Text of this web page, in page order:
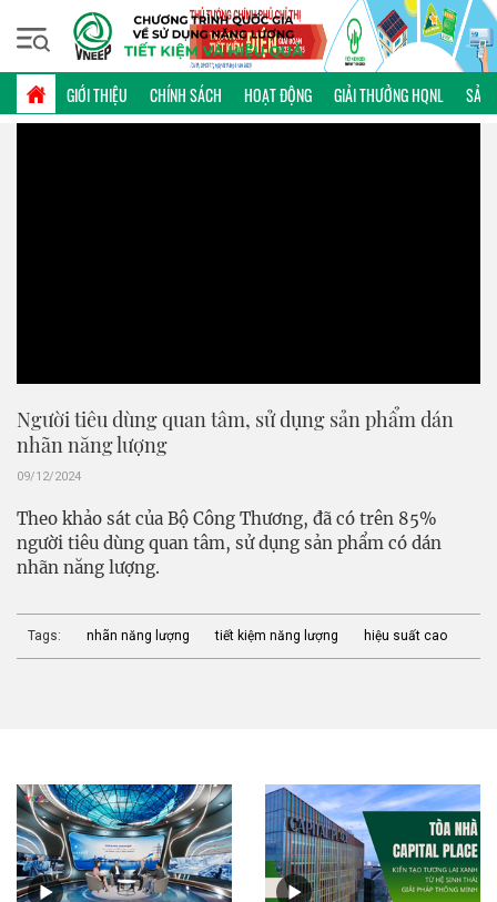
GIỚI THIỆU CHÍNH SÁCH HOẠT ĐỘNG GIẢI THƯỞNG HQNL SẢN
Thứ sáu, 07/08/2026 | 01:14 GMT+7
VIDEO
Người tiêu dùng quan tâm, sử dụng sản phẩm dán
nhãn năng lượng
09/12/2024
Theo khảo sát của Bộ Công Thương, đã có trên 85%
người tiêu dùng quan tâm, sử dụng sản phẩm có dán
nhãn năng lượng.
Tags: nhãn năng lượng tiết kiệm năng lượng hiệu suất cao